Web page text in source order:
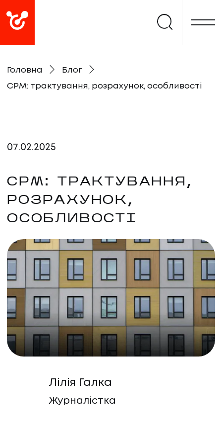
Головна Блог
СРМ: трактування, розрахунок, особливості
07.02.2025
СРМ: ТРАКТУВАННЯ,
РОЗРАХУНОК,
ОСОБЛИВОСТІ
Лілія Галка
Журналістка